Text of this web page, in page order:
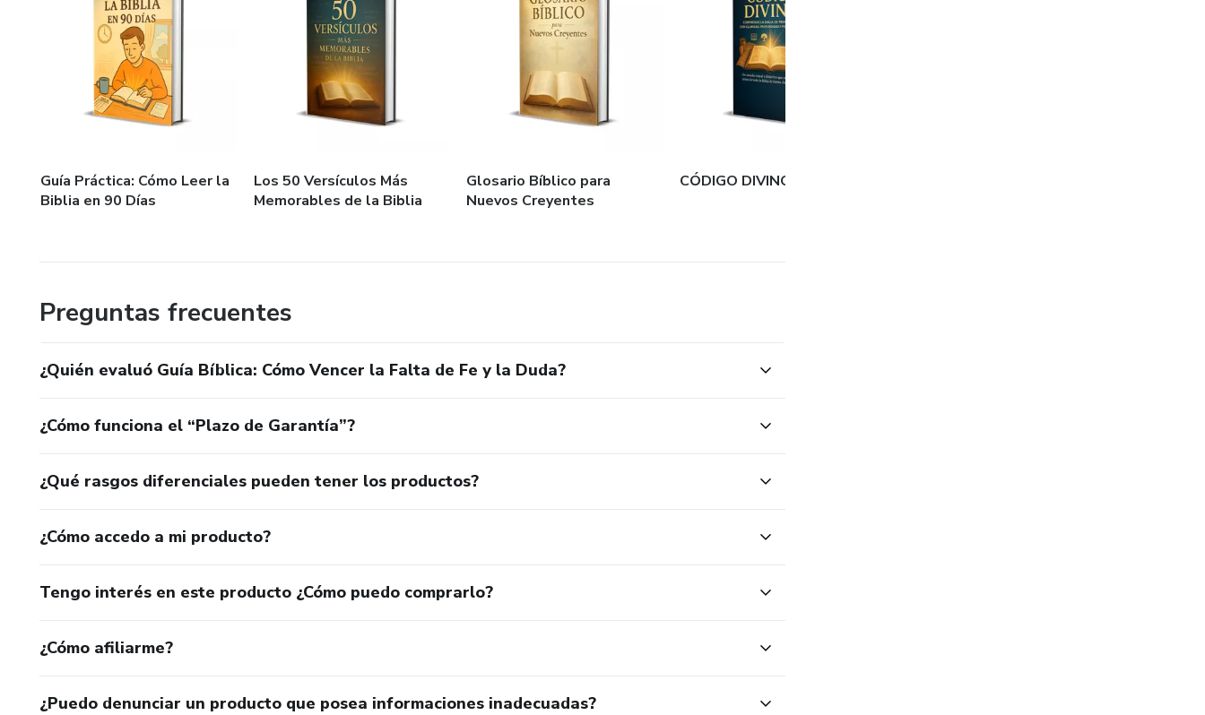
Guía Práctica: Cómo Leer la
Biblia en 90 Días
Los 50 Versículos Más
Memorables de la Biblia
Glosario Bíblico para
Nuevos Creyentes
CÓDIGO DIVINO
Preguntas frecuentes
¿Quién evaluó Guía Bíblica: Cómo Vencer la Falta de Fe y la Duda?
¿Cómo funciona el “Plazo de Garantía”?
¿Qué rasgos diferenciales pueden tener los productos?
¿Cómo accedo a mi producto?
Tengo interés en este producto ¿Cómo puedo comprarlo?
¿Cómo afiliarme?
¿Puedo denunciar un producto que posea informaciones inadecuadas?